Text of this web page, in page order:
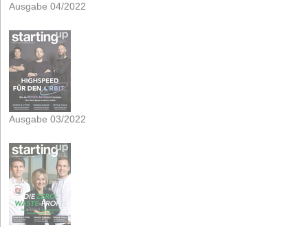
Ausgabe 04/2022
Ausgabe 03/2022